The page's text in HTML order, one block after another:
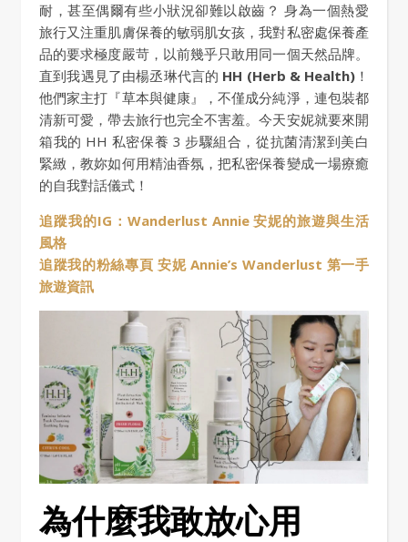
耐，甚至偶爾有些小狀況卻難以啟齒？ 身為一個熱愛
旅行又注重肌膚保養的敏弱肌女孩，我對私密處保養產
品的要求極度嚴苛，以前幾乎只敢用同一個天然品牌。
直到我遇見了由楊丞琳代言的 HH (Herb & Health)！
他們家主打『草本與健康』，不僅成分純淨，連包裝都
清新可愛，帶去旅行也完全不害羞。今天安妮就要來開
箱我的 HH 私密保養 3 步驟組合，從抗菌清潔到美白
緊緻，教妳如何用精油香氛，把私密保養變成一場療癒
的自我對話儀式！
追蹤我的IG：Wanderlust Annie 安妮的旅遊與生活
風格
追蹤我的粉絲專頁 安妮 Annie’s Wanderlust 第一手
旅遊資訊
為什麼我敢放心用